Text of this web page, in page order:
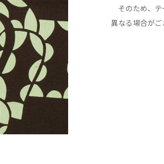
そのため、テ
異なる場合がご